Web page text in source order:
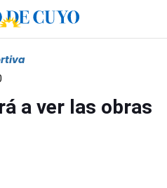
a ver las obras